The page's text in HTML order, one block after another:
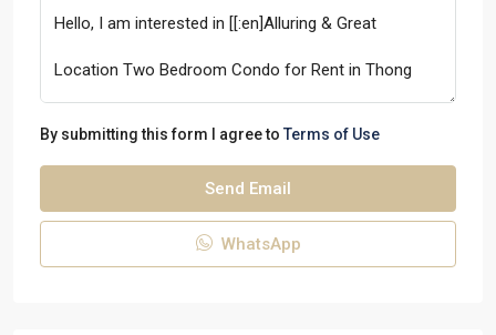
By submitting this form I agree to Terms of Use
Send Email
WhatsApp